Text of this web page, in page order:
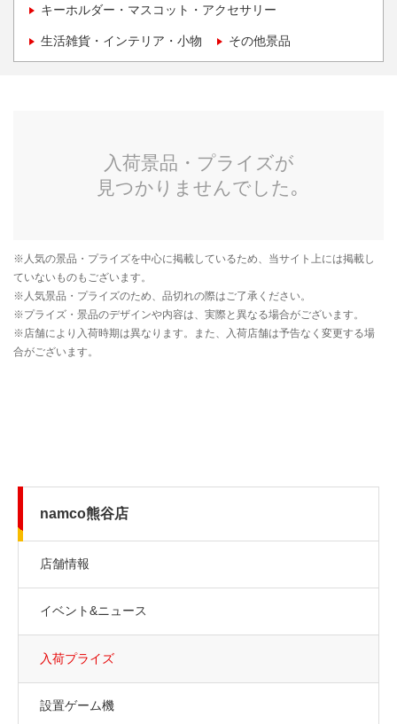
キーホルダー・マスコット・アクセサリー
生活雑貨・インテリア・小物 その他景品
namco熊谷店
店舗情報
イベント&ニュース
入荷プライズ
設置ゲーム機